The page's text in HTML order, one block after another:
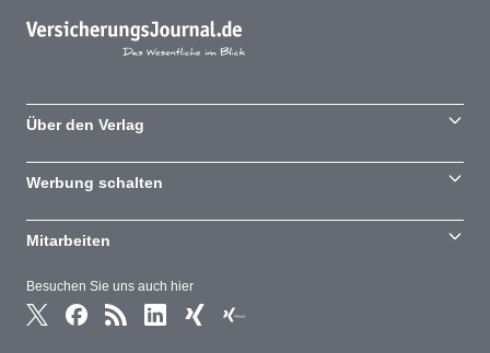
Besuchen Sie uns auch hier
Über den Verlag
Werbung schalten
Mitarbeiten